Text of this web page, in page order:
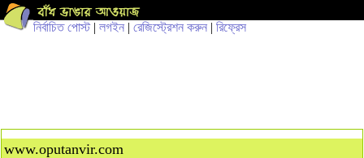
নির্বাচিত পোস্ট| লগইন | রেজিস্ট্রেশন করুন | রিফ্রেস
www.oputanvir.com